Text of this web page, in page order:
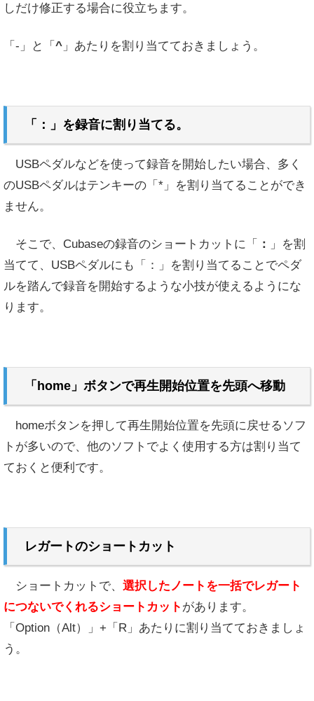
しだけ修正する場合に役立ちます。
「-」と「 ^ 」あたりを割り当てておきましょう。
「：」を録音に割り当てる。
USBペダルなどを使って録音を開始したい場合、多く
のUSBペダルはテンキーの「*」を割り当てることができ
ません。
そこで、Cubaseの録音のショートカットに「 ：
」を割
当てて、USBペダルにも「：」を割り当てることでペダ
ルを踏んで録音を開始するような小技が使えるようにな
ります。
「home」ボタンで再生開始位置を先頭へ移動
homeボタンを押して再生開始位置を先頭に戻せるソフ
トが多いので、他のソフトでよく使用する方は割り当て
ておくと便利です。
レガートのショートカット
ショートカットで、 選択したノートを一括でレガート
につないでくれるショートカット があります。
「Option（Alt）」+「R」あたりに割り当てておきましょ
う。